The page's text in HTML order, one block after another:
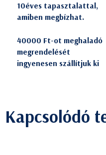
10éves tapasztalattal,
amiben megbízhat.
40000 Ft-ot meghaladó
megrendelését
ingyenesen szállítjuk ki
Kapcsolódó